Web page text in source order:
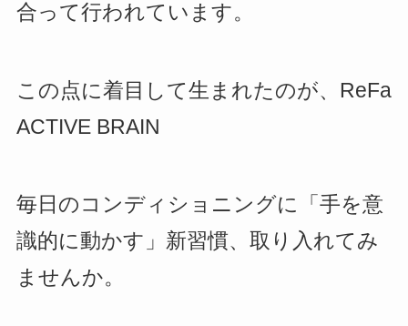
合って行われています。
この点に着目して生まれたのが、ReFa
ACTIVE BRAIN
毎日のコンディショニングに「手を意
識的に動かす」新習慣、取り入れてみ
ませんか。